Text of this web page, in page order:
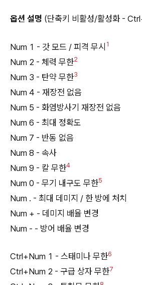
옵션 설명 (단축키 비활성/활성화 -
Num 1 - 갓 모드 / 피격 무시 1
Num 2 - 체력 무한2
Num 3 - 탄약 무한3
Num 4 - 재장전 없음
Num 5 - 화염방사기 재장전 없음
Num 6 - 최대 정확도
Num 7 - 반동 없음
Num 8 - 속사
Num 9 - 칼 무한4
Num 0 - 무기 내구도 무한5
Num . - 최대 데미지 / 한 방에 처치
Num + - 데미지 배율 변경
Num - - 방어 배율 변경
Ctrl+Num 1 - 스태미나 무한6
Ctrl+Num 2 - 구급 상자 무한7